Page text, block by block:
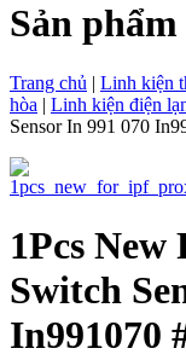
Sản phẩm
Trang chủ | Linh kiện
hòa | Linh kiện điện
Sensor In 991 070
1Pcs
Switch
In991070